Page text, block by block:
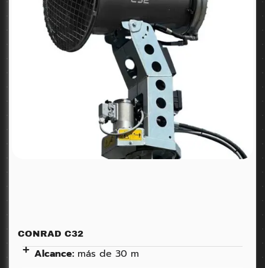
CONRAD C32
Alcance: más de 30 m